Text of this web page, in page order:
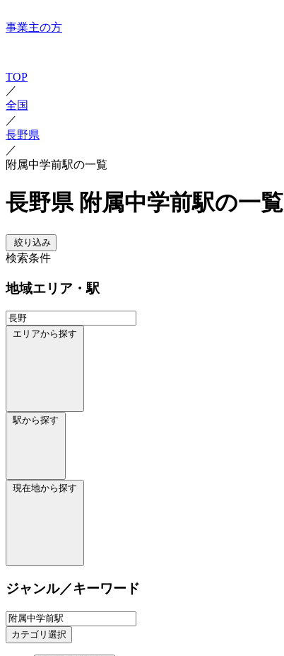
事業主の方
TOP
／
全国
／
長野県
／
附属中学前駅の一覧
長野県 附属中学前駅の一覧
絞り込み
検索条件
地域エリア・駅
エリアから探す
駅から探す
現在地から探す
ジャンル／キーワード
カテゴリ選択